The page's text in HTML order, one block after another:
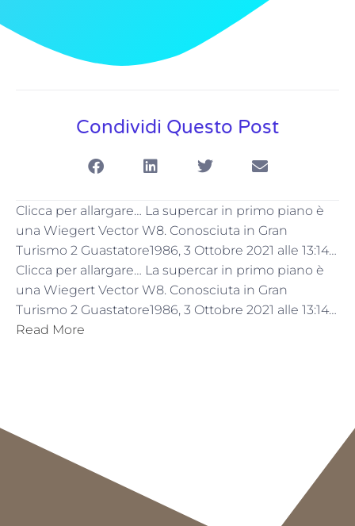
Condividi Questo Post
Clicca per allargare… La supercar in primo piano è
una Wiegert Vector W8. Conosciuta in Gran
Turismo 2 Guastatore1986, 3 Ottobre 2021 alle 13:14…
Clicca per allargare… La supercar in primo piano è
una Wiegert Vector W8. Conosciuta in Gran
Turismo 2 Guastatore1986, 3 Ottobre 2021 alle 13:14…
Read More